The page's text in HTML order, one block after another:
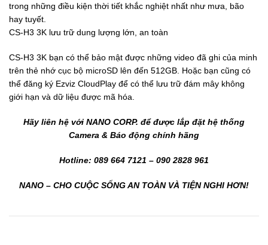
trong những điều kiện thời tiết khắc nghiệt nhất như mưa, bão
hay tuyết.
CS-H3 3K lưu trữ dung lượng lớn, an toàn
CS-H3 3K bạn có thể bảo mật được những video đã ghi của minh
trên thẻ nhớ cục bộ microSD lên đến 512GB. Hoặc bạn cũng có
thể đăng ký Ezviz CloudPlay để có thể lưu trữ đám mây không
giới hạn và dữ liệu được mã hóa.
Hãy liên hệ với NANO CORP. để được lắp đặt hệ thống
Camera & Báo động chính hãng
Hotline: 089 664 7121 – 090 2828 961
NANO – CHO CUỘC SỐNG AN TOÀN VÀ TIỆN NGHI HƠN!